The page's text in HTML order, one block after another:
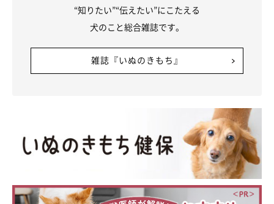
“知りたい”“伝えたい”にこたえる
犬のこと総合雑誌です。
雑誌『いぬのきもち』